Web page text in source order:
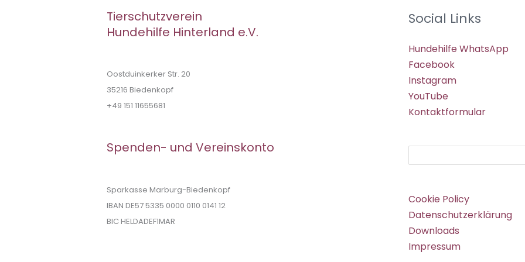
Tierschutzverein
Hundehilfe Hinterland e.V.
Oostduinkerker Str. 20
35216 Biedenkopf
+49 151 11655681
Spenden- und Vereinskonto
Sparkasse Marburg-Biedenkopf
IBAN DE57 5335 0000 0110 0141 12
BIC HELDADEF1MAR
Social Links
Hundehilfe WhatsApp
Facebook
Instagram
YouTube
Kontaktformular
Cookie Policy
Datenschutzerklärung
Downloads
Impressum